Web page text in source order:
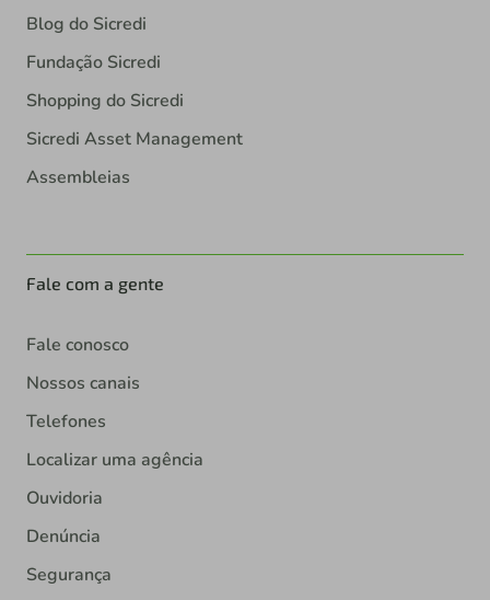
Blog do Sicredi
Fundação Sicredi
Shopping do Sicredi
Sicredi Asset Management
Assembleias
Fale com a gente
Fale conosco
Nossos canais
Telefones
Localizar uma agência
Ouvidoria
Denúncia
Segurança